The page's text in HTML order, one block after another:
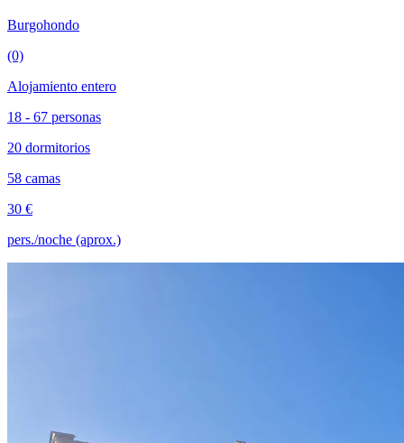
Burgohondo
(0)
Alojamiento entero
18 - 67 personas
20 dormitorios
58 camas
30 €
pers./noche (aprox.)